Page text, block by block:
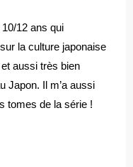
12 ans qui
la culture japonaise
aussi très bien
Japon. Il m’a aussi
tomes de la série !